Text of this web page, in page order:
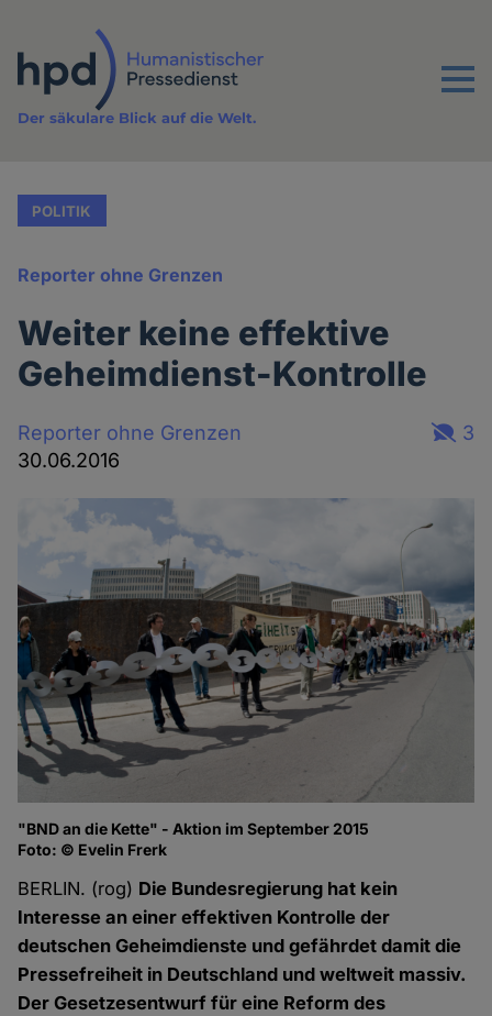
Inhalt
Menu
Der säkulare Blick auf die Welt.
POLITIK
Reporter ohne Grenzen
Weiter keine effektive
Geheimdienst-Kontrolle
Reporter ohne Grenzen
30.06.2016
3
"BND an die Kette" - Aktion im September 2015
Foto: © Evelin Frerk
BERLIN. (rog) Die Bundesregierung hat kein
Interesse an einer effektiven Kontrolle der
deutschen Geheimdienste und gefährdet damit die
Pressefreiheit in Deutschland und weltweit massiv.
Der Gesetzesentwurf für eine Reform des